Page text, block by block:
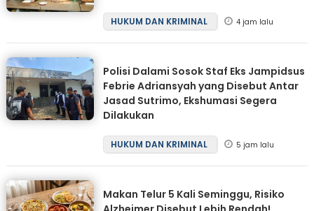
HUKUM DAN KRIMINAL 4 jam lalu
Polisi Dalami Sosok Staf Eks Jampidsus
Febrie Adriansyah yang Disebut Antar
Jasad Sutrimo, Ekshumasi Segera
Dilakukan
HUKUM DAN KRIMINAL 5 jam lalu
Makan Telur 5 Kali Seminggu, Risiko